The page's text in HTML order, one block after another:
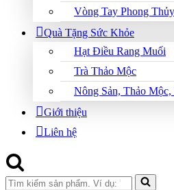
Vòng Tay Phong Thủy
Quà Tặng Sức Khỏe
Hạt Điều Rang Muối
Trà Thảo Mộc
Nông Sản, Thảo
Giới thiệu
Liên hệ
Search